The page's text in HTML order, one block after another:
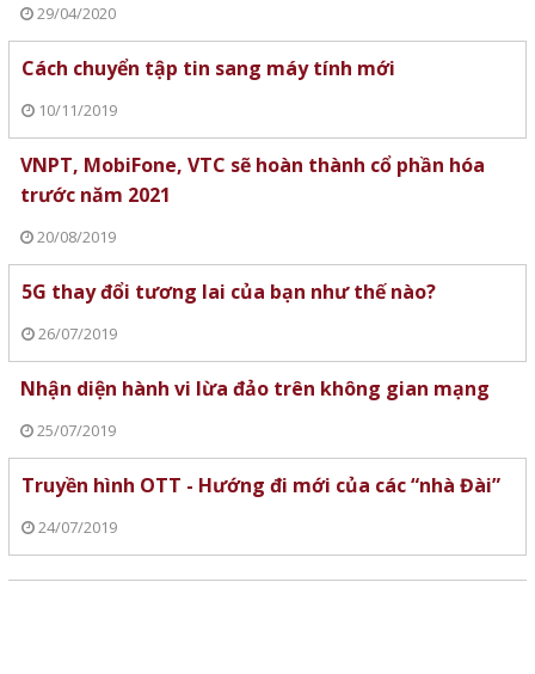
29/04/2020
Cách chuyển tập tin sang máy tính mới
10/11/2019
VNPT, MobiFone, VTC sẽ hoàn thành cổ phần hóa
trước năm 2021
20/08/2019
5G thay đổi tương lai của bạn như thế nào?
26/07/2019
Nhận diện hành vi lừa đảo trên không gian mạng
25/07/2019
Truyền hình OTT - Hướng đi mới của các “nhà Đài”
24/07/2019